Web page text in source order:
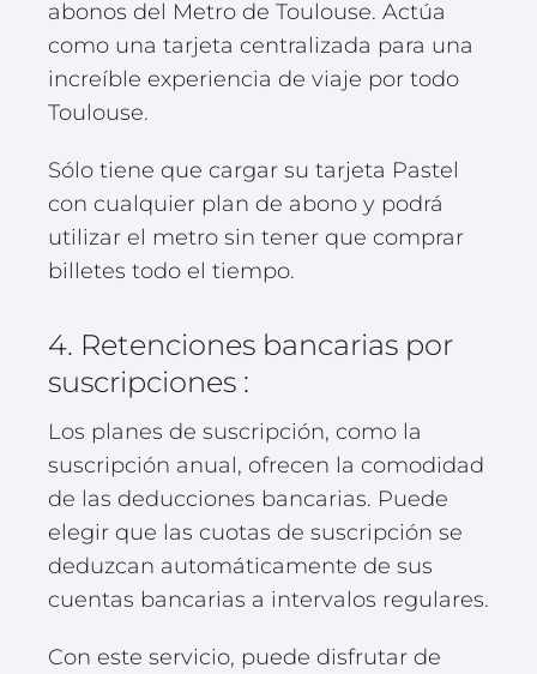
abonos del Metro de Toulouse. Actúa
como una tarjeta centralizada para una
increíble experiencia de viaje por todo
Toulouse.
Sólo tiene que cargar su tarjeta Pastel
con cualquier plan de abono y podrá
utilizar el metro sin tener que comprar
billetes todo el tiempo.
4. Retenciones bancarias por
suscripciones :
Los planes de suscripción, como la
suscripción anual, ofrecen la comodidad
de las deducciones bancarias. Puede
elegir que las cuotas de suscripción se
deduzcan automáticamente de sus
cuentas bancarias a intervalos regulares.
Con este servicio, puede disfrutar de